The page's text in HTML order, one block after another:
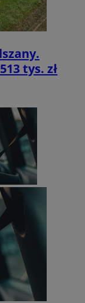
tys. zł